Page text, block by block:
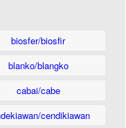
biosfer/biosfir
blanko/blangko
cabai/cabe
cendikiawan